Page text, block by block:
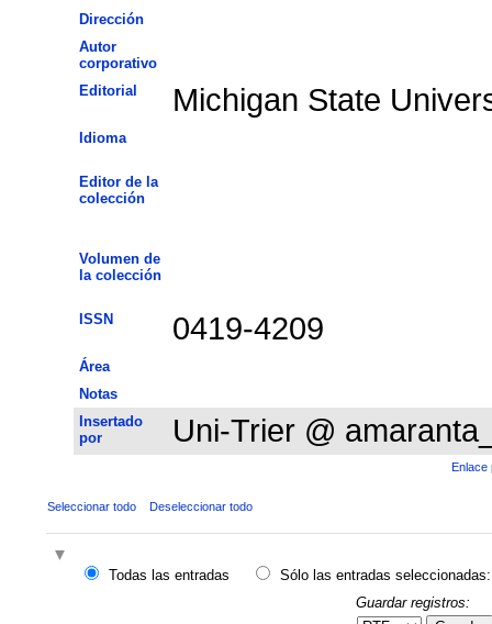
Dirección
Autor
corporativo
Editorial
Michigan State
Idioma
Editor de la
colección
Volumen de
la colección
ISSN 0419-4209
Área
Notas
Insertado
por
Uni-Trier @
Enlace
Seleccionar todo Deseleccionar todo
Todas las entradas
Sólo las entradas seleccionadas:
Guardar registros: